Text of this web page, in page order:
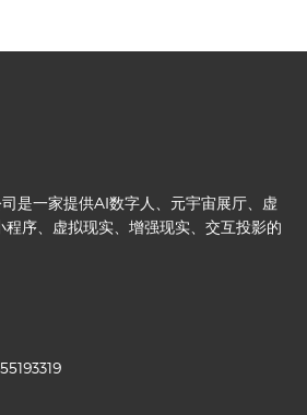
是一家提供AI数字人、元宇宙展厅、虚
序、虚拟现实、增强现实、交互投影的